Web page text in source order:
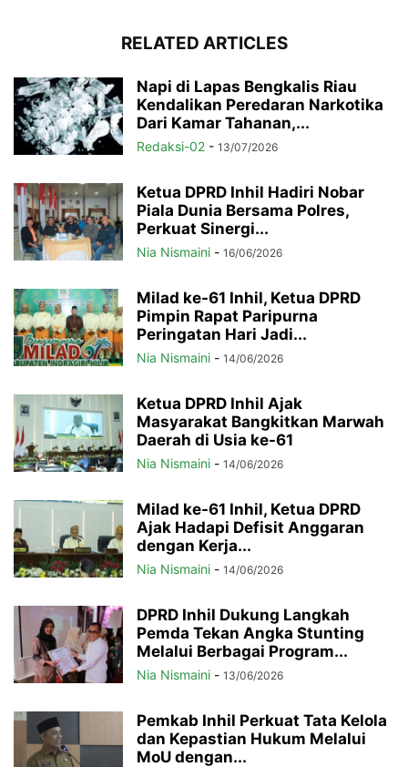
RELATED ARTICLES
Napi di Lapas Bengkalis Riau
Kendalikan Peredaran Narkotika
Dari Kamar Tahanan,...
Redaksi-02 - 13/07/2026
Ketua DPRD Inhil Hadiri Nobar
Piala Dunia Bersama Polres,
Perkuat Sinergi...
Nia Nismaini - 16/06/2026
Milad ke-61 Inhil, Ketua DPRD
Pimpin Rapat Paripurna
Peringatan Hari Jadi...
Nia Nismaini - 14/06/2026
Ketua DPRD Inhil Ajak
Masyarakat Bangkitkan Marwah
Daerah di Usia ke-61
Nia Nismaini - 14/06/2026
Milad ke-61 Inhil, Ketua DPRD
Ajak Hadapi Defisit Anggaran
dengan Kerja...
Nia Nismaini - 14/06/2026
DPRD Inhil Dukung Langkah
Pemda Tekan Angka Stunting
Melalui Berbagai Program...
Nia Nismaini - 13/06/2026
Pemkab Inhil Perkuat Tata Kelola
dan Kepastian Hukum Melalui
MoU dengan...